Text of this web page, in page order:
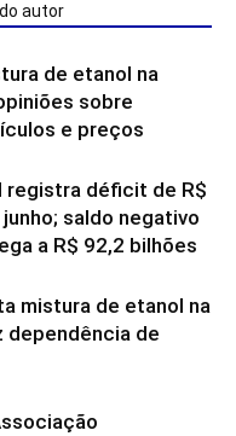
autor
de etanol na
sobre
e preços
registra déficit de R$
saldo negativo
a R$ 92,2 bilhões
mistura de etanol na
dependência de